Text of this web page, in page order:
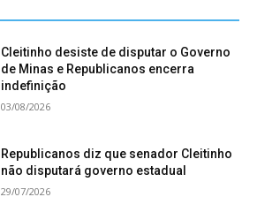
Cleitinho desiste de disputar o Governo
de Minas e Republicanos encerra
indefinição
03/08/2026
Republicanos diz que senador Cleitinho
não disputará governo estadual
29/07/2026